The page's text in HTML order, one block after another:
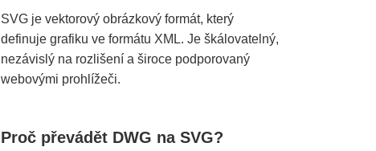
SVG je vektorový obrázkový formát, který
definuje grafiku ve formátu XML. Je škálovatelný,
nezávislý na rozlišení a široce podporovaný
webovými prohlížeči.
Proč převádět DWG na SVG?